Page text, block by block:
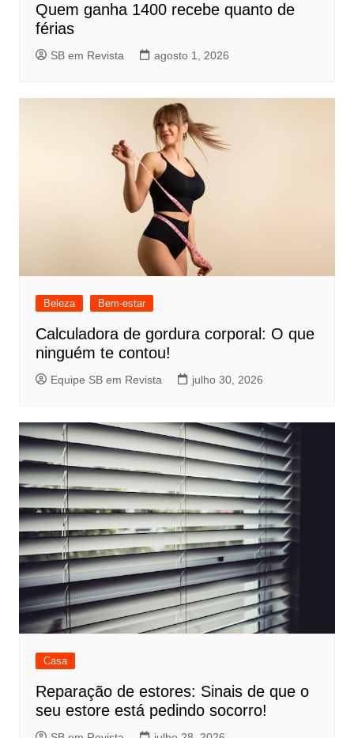
Quem ganha 1400 recebe quanto de
férias
SB em Revista agosto 1, 2026
Beleza Bem-estar
Calculadora de gordura corporal: O que
ninguém te contou!
Equipe SB em Revista julho 30, 2026
Casa
Reparação de estores: Sinais de que o
seu estore está pedindo socorro!